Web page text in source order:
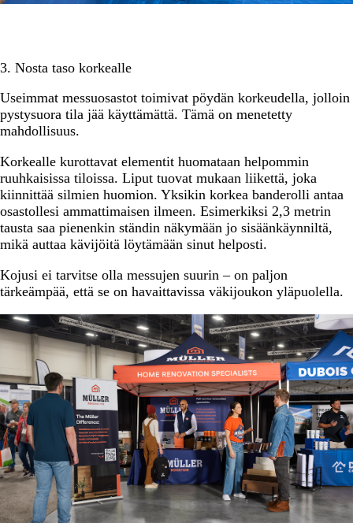
3. Nosta taso korkealle
Useimmat messuosastot toimivat pöydän korkeudella, jolloin
pystysuora tila jää käyttämättä. Tämä on menetetty
mahdollisuus.
Korkealle kurottavat elementit huomataan helpommin
ruuhkaisissa tiloissa. Liput tuovat mukaan liikettä, joka
kiinnittää silmien huomion. Yksikin korkea banderolli antaa
osastollesi ammattimaisen ilmeen. Esimerkiksi 2,3 metrin
tausta saa pienenkin ständin näkymään jo sisäänkäynniltä,
mikä auttaa kävijöitä löytämään sinut helposti.
Kojusi ei tarvitse olla messujen suurin – on paljon
tärkeämpää, että se on havaittavissa väkijoukon yläpuolella.